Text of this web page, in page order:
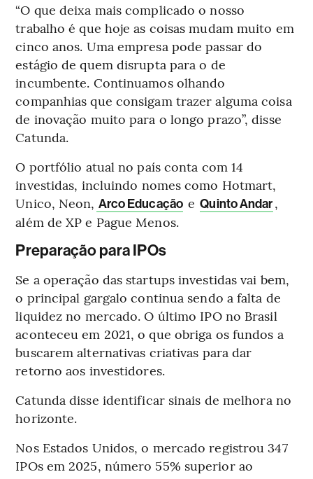
“O que deixa mais complicado o nosso
trabalho é que hoje as coisas mudam muito em
cinco anos. Uma empresa pode passar do
estágio de quem disrupta para o de
incumbente. Continuamos olhando
companhias que consigam trazer alguma coisa
de inovação muito para o longo prazo”, disse
Catunda.
O portfólio atual no país conta com 14
investidas, incluindo nomes como Hotmart,
Unico, Neon, Arco Educação e Quinto Andar,
além de XP e Pague Menos.
Preparação para IPOs
Se a operação das startups investidas vai bem,
o principal gargalo continua sendo a falta de
liquidez no mercado. O último IPO no Brasil
aconteceu em 2021, o que obriga os fundos a
buscarem alternativas criativas para dar
retorno aos investidores.
Catunda disse identificar sinais de melhora no
horizonte.
Nos Estados Unidos, o mercado registrou 347
IPOs em 2025, número 55% superior ao